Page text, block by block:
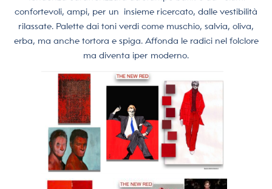
confortevoli, ampi, per un
insieme ricercato, dalle vestibilità
rilassate. Palette dai toni verdi come muschio, salvia, oliva,
erba, ma anche tortora e spiga. Affonda le radici nel folclore
ma diventa iper moderno.